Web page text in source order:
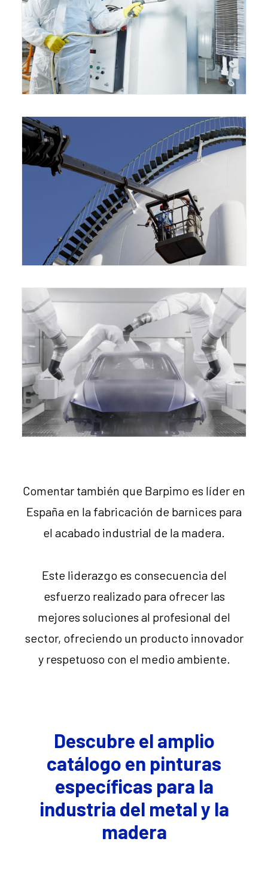
Comentar también que Barpimo es líder en
España en la fabricación de barnices para
el acabado industrial de la madera.
Este liderazgo es consecuencia del
esfuerzo realizado para ofrecer las
mejores soluciones al profesional del
sector, ofreciendo un producto innovador
y respetuoso con el medio ambiente.
Descubre el amplio
catálogo en pinturas
específicas para la
industria del metal y la
madera